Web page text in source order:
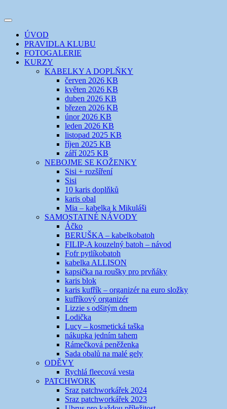
k
webuEVIKLUB
šicí klub
Toggle
navigation
ÚVOD
PRAVIDLA KLUBU
FOTOGALERIE
KURZY
KABELKY A DOPLŇKY
červen 2026 KB
květen 2026 KB
duben 2026 KB
březen 2026 KB
únor 2026 KB
leden 2026 KB
listopad 2025 KB
říjen 2025 KB
září 2025 KB
NEBOJME SE KOŽENKY
Sisi + rozšíření
Sisi
10 karis doplňků
karis obal
Mia – kabelka k Mikuláši
SAMOSTATNÉ NÁVODY
Áčko
BERUŠKA – kabelkobatoh
FILIP-A kouzelný batoh – návod
Fofr pytlíkobatoh
kabelka ALLISON
kapsička na roušky pro prvňáky
karis blok
karis kufřík – organizér na euro složky
kufříkový organizér
Lizzie s odšitým dnem
Lodička
Lucy – kosmetická taška
nákupka jedním tahem
Rámečková peněženka
Sada obalů na malé gely
ODĚVY
Rychlá fleecová vesta
PATCHWORK
Sraz patchworkářek 2024
Sraz patchworkářek 2023